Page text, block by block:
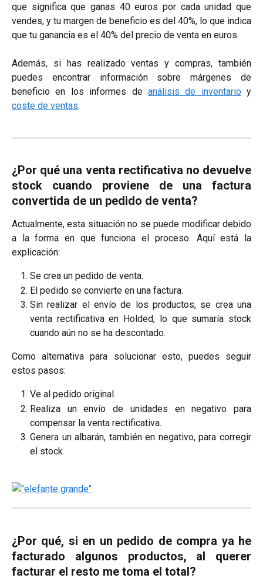
que significa que ganas 40 euros por cada unidad que
vendes, y tu margen de beneficio es del 40%, lo que indica
que tu ganancia es el 40% del precio de venta en euros.
Además, si has realizado ventas y compras, también
puedes encontrar información sobre márgenes de
beneficio en los informes de análisis de inventarioy
coste de ventas.
¿Por qué una venta rectificativa no devuelve
stock cuando proviene de una factura
convertida de un pedido de venta?
Actualmente, esta situación no se puede modificar debido
a la forma en que funciona el proceso. Aquí está la
explicación:
Se crea un pedido de venta.
El pedido se convierte en una factura.
Sin realizar el envío de los productos, se crea una
venta rectificativa en Holded, lo que sumaría stock
cuando aún no se ha descontado.
Como alternativa para solucionar esto, puedes seguir
estos pasos:
Ve al pedido original.
Realiza un envío de unidades en negativo para
compensar la venta rectificativa.
Genera un albarán, también en negativo, para corregir
el stock.
¿Por qué, si en un pedido de compra ya he
facturado algunos productos, al querer
facturar el resto me toma el total?